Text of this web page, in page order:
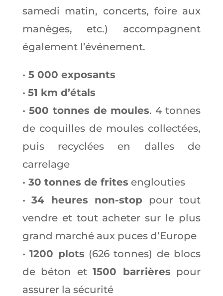
samedi matin, concerts, foire aux
manèges, etc.) accompagnent
également l’événement.
• 5 000 exposants
• 51 km d’étals
• 500 tonnes de moules. 4 tonnes
de coquilles de moules collectées,
puis recyclées en dalles de
carrelage
• 30 tonnes de frites englouties
•34 heures non-stop pour tout
vendre et tout acheter sur le plus
grand marché aux puces d’Europe
•1200 plots (626 tonnes) de blocs
de béton et1500 barrières pour
assurer la sécurité